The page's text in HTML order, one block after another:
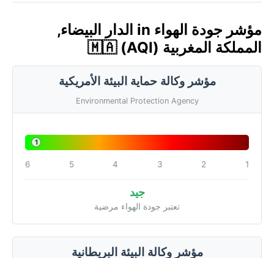
مؤشر جودة الهواء in الدار البيضاء,
المملكة المغربية 🇲🇦 (AQI)
مؤشر وكالة حماية البيئة الأمريكية
Environmental Protection Agency
1
1
2
3
4
5
6
جيد
تعتبر جودة الهواء مرضية
مؤشر وكالة البيئة البريطانية